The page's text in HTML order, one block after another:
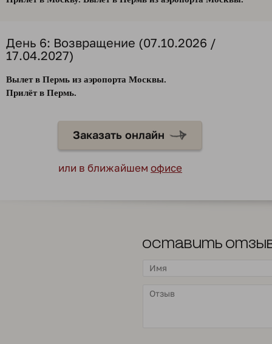
День 6: Возвращение (07.10.2026 /
17.04.2027)
Вылет в Пермь из аэропорта Москвы.
Прилёт в Пермь.
Заказать онлайн
или в ближайшем офисе
Оставить